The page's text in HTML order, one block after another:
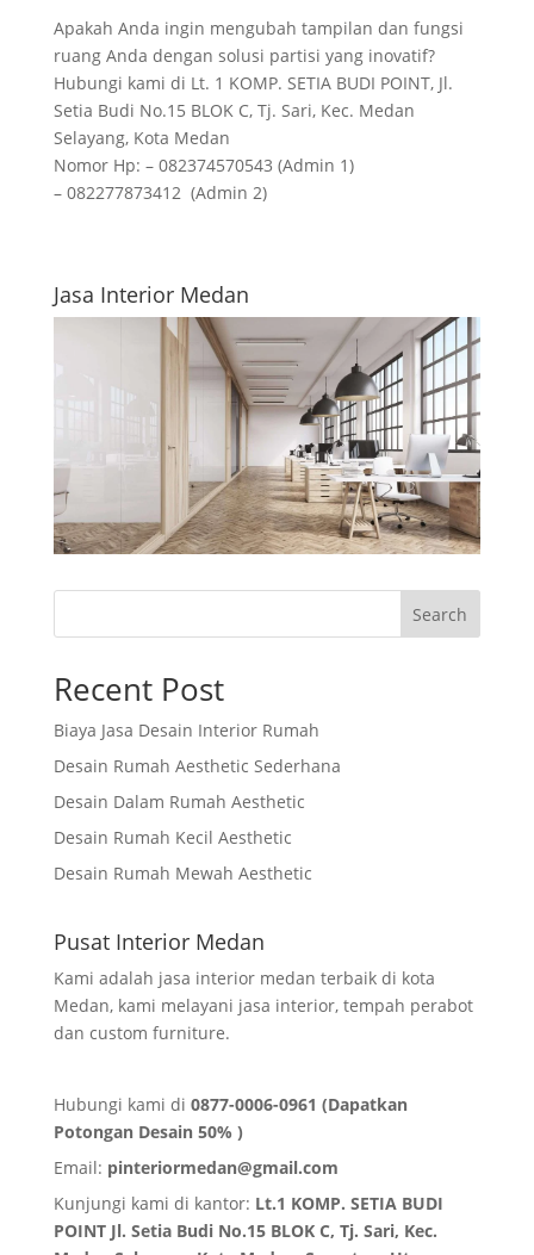
Apakah Anda ingin mengubah tampilan dan fungsi
ruang Anda dengan solusi partisi yang inovatif?
Hubungi kami di Lt. 1 KOMP. SETIA BUDI POINT, Jl.
Setia Budi No.15 BLOK C, Tj. Sari, Kec. Medan
Selayang, Kota Medan
Nomor Hp: – 082374570543 (Admin 1)
– 082277873412 (Admin 2)
Jasa Interior Medan
Search
Recent Post
Biaya Jasa Desain Interior Rumah
Desain Rumah Aesthetic Sederhana
Desain Dalam Rumah Aesthetic
Desain Rumah Kecil Aesthetic
Desain Rumah Mewah Aesthetic
Pusat Interior Medan
Kami adalah jasa interior medan terbaik di kota
Medan, kami melayani jasa interior, tempah perabot
dan custom furniture.
Hubungi kami di 0877-0006-0961 (Dapatkan
Potongan Desain 50% )
Email: pinteriormedan@gmail.com
Kunjungi kami di kantor: Lt.1 KOMP. SETIA BUDI
POINT Jl. Setia Budi No.15 BLOK C, Tj. Sari, Kec.